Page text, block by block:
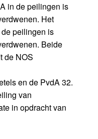
in de peilingen is
Het
peilingen is
Beide
de NOS
en de PvdA 32.
van
in opdracht van